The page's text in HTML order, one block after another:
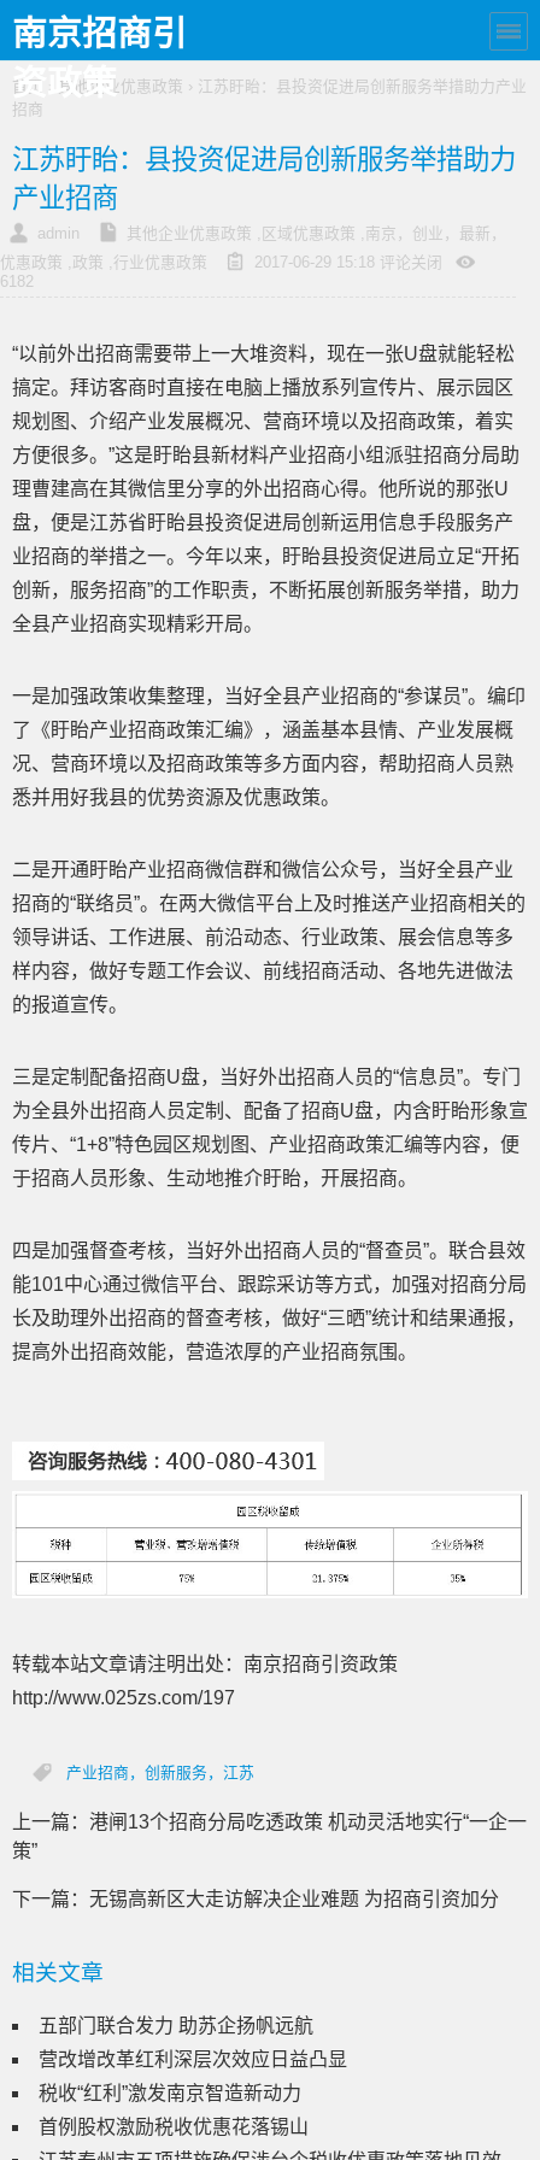
南京招商引
资政策
首页 › 其他企业优惠政策 › 江苏盱眙：县投资促进局创新服务举措助力产业
招商
江苏盱眙：县投资促进局创新服务举措助力
产业招商
admin 其他企业优惠政策 , 区域优惠政策 , 南京，创业，最新，
优惠政策 , 政策 , 行业优惠政策 2017-06-29 15:18 评论关闭
6182
“以前外出招商需要带上一大堆资料，现在一张U盘就能轻松
搞定。拜访客商时直接在电脑上播放系列宣传片、展示园区
规划图、介绍产业发展概况、营商环境以及招商政策，着实
方便很多。”这是盱眙县新材料产业招商小组派驻招商分局助
理曹建高在其微信里分享的外出招商心得。他所说的那张U
盘，便是江苏省盱眙县投资促进局创新运用信息手段服务产
业招商的举措之一。今年以来，盱眙县投资促进局立足“开拓
创新，服务招商”的工作职责，不断拓展创新服务举措，助力
全县产业招商实现精彩开局。
一是加强政策收集整理，当好全县产业招商的“参谋员”。编印
了《盱眙产业招商政策汇编》，涵盖基本县情、产业发展概
况、营商环境以及招商政策等多方面内容，帮助招商人员熟
悉并用好我县的优势资源及优惠政策。
二是开通盱眙产业招商微信群和微信公众号，当好全县产业
招商的“联络员”。在两大微信平台上及时推送产业招商相关的
领导讲话、工作进展、前沿动态、行业政策、展会信息等多
样内容，做好专题工作会议、前线招商活动、各地先进做法
的报道宣传。
三是定制配备招商U盘，当好外出招商人员的“信息员”。专门
为全县外出招商人员定制、配备了招商U盘，内含盱眙形象宣
传片、“1+8”特色园区规划图、产业招商政策汇编等内容，便
于招商人员形象、生动地推介盱眙，开展招商。
四是加强督查考核，当好外出招商人员的“督查员”。联合县效
能101中心通过微信平台、跟踪采访等方式，加强对招商分局
长及助理外出招商的督查考核，做好“三晒”统计和结果通报，
提高外出招商效能，营造浓厚的产业招商氛围。
转载本站文章请注明出处：南京招商引资政策
http://www.025zs.com/197
产业招商，创新服务，江苏
上一篇： 港闸13个招商分局吃透政策 机动灵活地实行“一企一
策”
下一篇： 无锡高新区大走访解决企业难题 为招商引资加分
相关文章
五部门联合发力 助苏企扬帆远航
营改增改革红利深层次效应日益凸显
税收“红利”激发南京智造新动力
首例股权激励税收优惠花落锡山